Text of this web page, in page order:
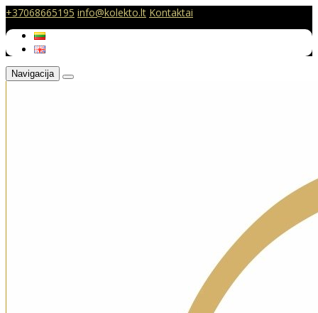
+37068665195 info@kolekto.lt Kontaktai
Navigacija